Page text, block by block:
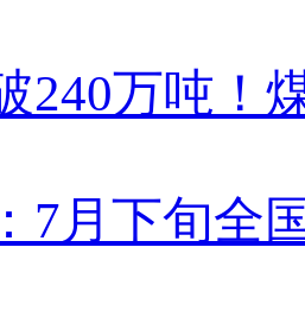
240万吨！
7月下旬全